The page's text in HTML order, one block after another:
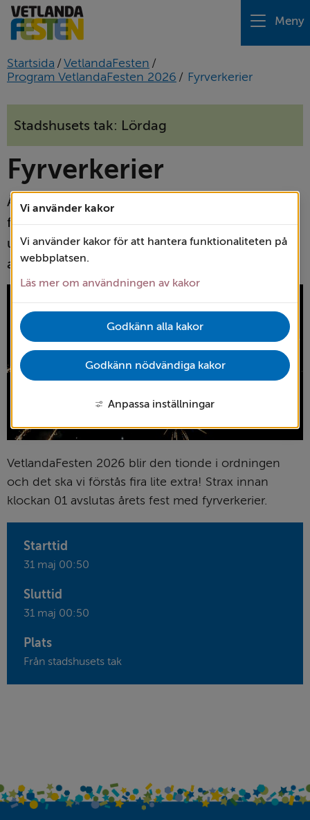
Meny
Startsida / VetlandaFesten /
Program VetlandaFesten 2026 / Fyrverkerier
Stadshusets tak: Lördag
Fyrverkerier
Årets fest avslutas med ett pampigt fyrverkeri
från stadshustaket. Ett sätt att
uppmärksamma att VetlandaFesten i år
arrangeras för tionde gången!
VetlandaFesten 2026 blir den tionde i ordningen
och det ska vi förstås fira lite extra! Strax innan
klockan 01 avslutas årets fest med fyrverkerier.
Starttid
31 maj 00:50
Sluttid
31 maj 00:50
Plats
Från stadshusets tak
Vi använder kakor
Vi använder kakor för att hantera funktionaliteten på
webbplatsen.
Läs mer om användningen av kakor
Godkänn alla kakor
Godkänn nödvändiga kakor
Anpassa inställningar